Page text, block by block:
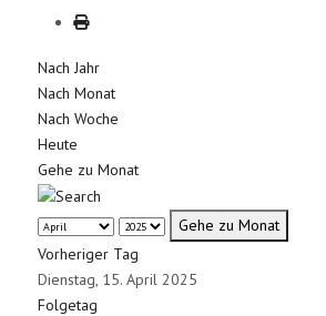
Nach Jahr
Nach Monat
Nach Woche
Heute
Gehe zu Monat
Gehe zu Monat
Vorheriger Tag
Dienstag, 15. April 2025
Folgetag